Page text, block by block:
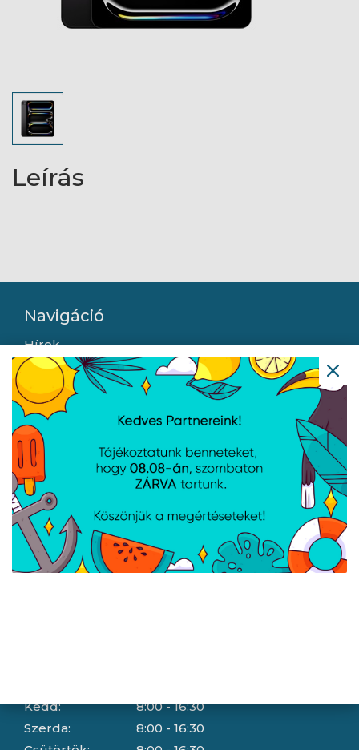
Leírás
Navigáció
Hírek
Újdonságok
Kapcsolat
Letöltések
Gyártóink
Információ
Általános szerződési feltételek
Adatkezelési tájékoztató
Hallásvédelmi tájékoztató
Süti (cookie) tájékoztató
Kedd:
Szerda:
8:00 - 16:30
8:00 - 16:30